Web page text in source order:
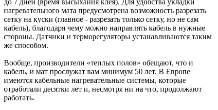
нагревательного мата предусмотрена возможность разрезать
сетку на куски (главное - разрезать только сетку, но не сам
кабель), благодаря чему можно направлять кабель в нужные
стороны. Датчики и терморегуляторы устанавливаются таким
же способом.
Вообще, производители «теплых полов» обещают, что и
кабель, и мат прослужат вам минимум 50 лет. В Европе
имеются кабельные нагревательные системы, которые
отработали десятки лет и, несмотря ни на что, продолжают
работать.